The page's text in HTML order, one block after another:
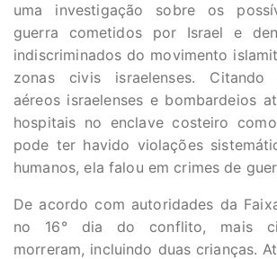
uma investigação sobre os
guerra cometidos por Israel e
indiscriminados do movimento
zonas civis israelenses. Citando
aéreos israelenses e bombardeios
hospitais no enclave costeiro
pode ter havido violações
humanos, ela falou em crimes de
De acordo com autoridades da
no 16° dia do conflito, mais
morreram, incluindo duas crianças.